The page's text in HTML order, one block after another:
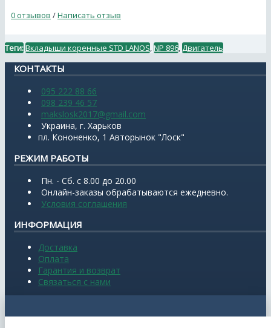
0 отзывов /Написать отзыв
Теги:Вкладыши коренные STD LANOS NP 896 Двигатель
КОНТАКТЫ
095 222 88 66
098 239 46 57
makslosk2017@gmail.com
Украина, г. Харьков
пл. Кононенко, 1 Авторынок "Лоск"
РЕЖИМ РАБОТЫ
Пн. - Сб. с 8.00 до 20.00
Онлайн-заказы обрабатываются ежедневно.
Условия соглашения
ИНФОРМАЦИЯ
Доставка
Оплата
Гарантия и возврат
Связаться с нами